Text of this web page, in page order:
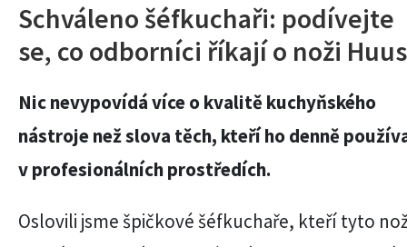
Schváleno šéfkuchaři: podívejte
se, co odborníci říkají o noži
Nic nevypovídá více o kvalitě kuchyňského
nástroje než slova těch, kteří ho denně
v profesionálních prostředích.
Oslovili jsme špičkové šéfkuchaře, kteří tyto